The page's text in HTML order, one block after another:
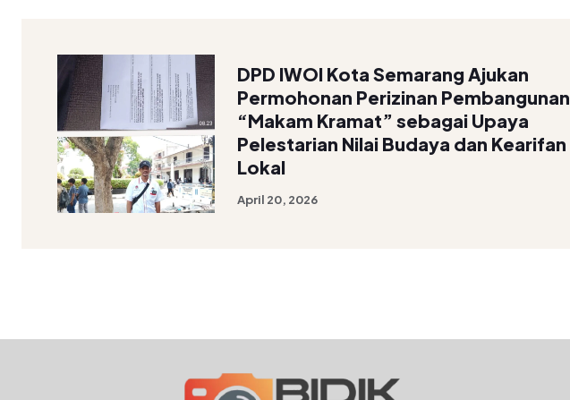
DPD IWOI Kota Semarang Ajukan
Permohonan Perizinan Pembangunan
“Makam Kramat” sebagai Upaya
Pelestarian Nilai Budaya dan Kearifan
Lokal
April 20, 2026